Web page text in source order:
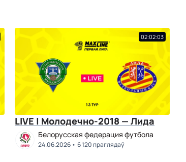
02:02:03
LIVE | Молодечно-2018 — Лида
Белорусская федерация футбола
24.06.2026 6 120 праглядаў